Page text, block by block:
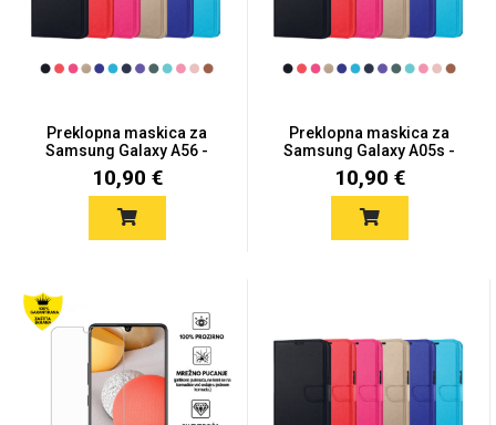
Preklopna maskica za
Samsung Galaxy A56 -
Više...
10,90 €
Preklopna maskica za
Samsung Galaxy A05s -
Viš...
10,90 €